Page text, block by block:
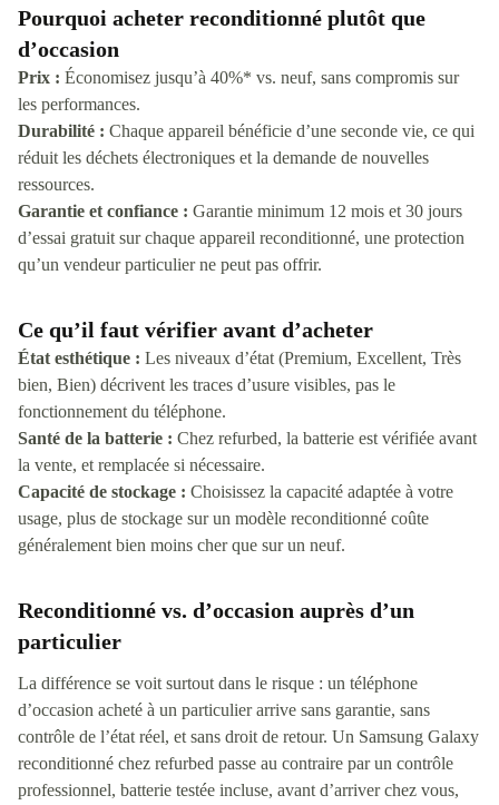
Pourquoi acheter reconditionné plutôt que
d’occasion
Prix : Économisez jusqu’à 40%* vs. neuf, sans compromis sur
les performances.
Durabilité : Chaque appareil bénéficie d’une seconde vie, ce qui
réduit les déchets électroniques et la demande de nouvelles
ressources.
Garantie et confiance : Garantie minimum 12 mois et 30 jours
d’essai gratuit sur chaque appareil reconditionné, une protection
qu’un vendeur particulier ne peut pas offrir.
Ce qu’il faut vérifier avant d’acheter
État esthétique : Les niveaux d’état (Premium, Excellent, Très
bien, Bien) décrivent les traces d’usure visibles, pas le
fonctionnement du téléphone.
Santé de la batterie : Chez refurbed, la batterie est vérifiée avant
la vente, et remplacée si nécessaire.
Capacité de stockage : Choisissez la capacité adaptée à votre
usage, plus de stockage sur un modèle reconditionné coûte
généralement bien moins cher que sur un neuf.
Reconditionné vs. d’occasion auprès d’un
particulier
La différence se voit surtout dans le risque : un téléphone
d’occasion acheté à un particulier arrive sans garantie, sans
contrôle de l’état réel, et sans droit de retour. Un Samsung Galaxy
reconditionné chez refurbed passe au contraire par un contrôle
professionnel, batterie testée incluse, avant d’arriver chez vous,